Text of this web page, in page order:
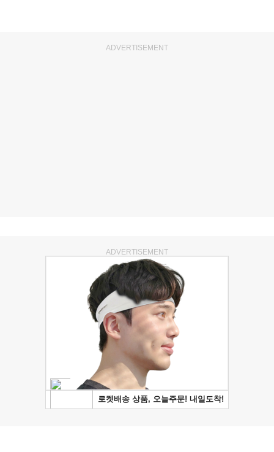
ADVERTISEMENT
ADVERTISEMENT